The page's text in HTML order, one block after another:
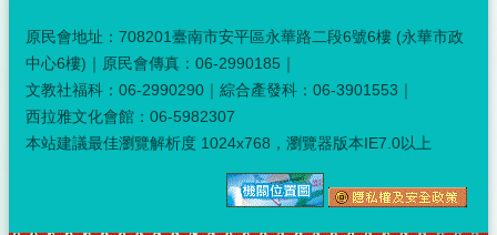
原民會地址：708201臺南市安平區永華路二段6號6樓 (永華市政
中心6樓)｜原民會傳真：06-2990185｜
文教社福科：06-2990290｜綜合產發科：06-3901553｜
西拉雅文化會館：06-5982307
本站建議最佳瀏覽解析度 1024x768，瀏覽器版本IE7.0以上